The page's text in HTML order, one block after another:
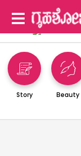
Story Beauty